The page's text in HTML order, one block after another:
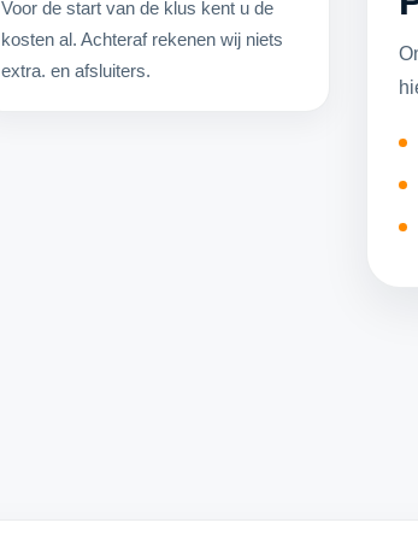
Voor de start van de klus kent u de
kosten al. Achteraf rekenen wij niets
extra. en afsluiters.